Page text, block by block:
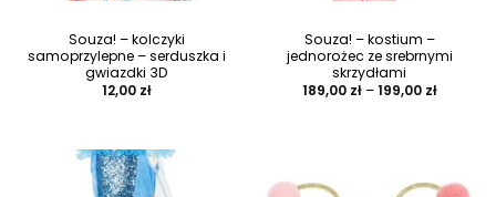
Souza! – kolczyki
samoprzylepne – serduszka i
gwiazdki 3D
12,00 zł
Souza! – kostium –
jednorożec ze srebrnymi
skrzydłami
189,00 zł – 199,00 złZakres